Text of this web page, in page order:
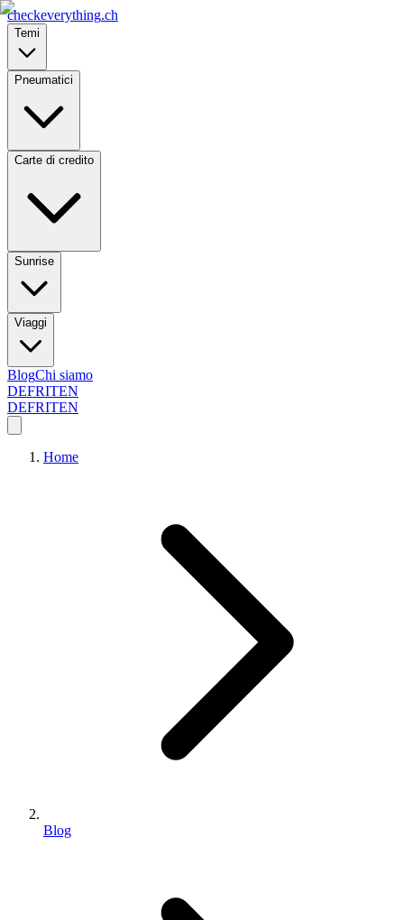
checkeverything.ch
Temi
Pneumatici
Carte di credito
Sunrise
Viaggi
BlogChi siamo
DEFRITEN
DEFRITEN
Home
Blog